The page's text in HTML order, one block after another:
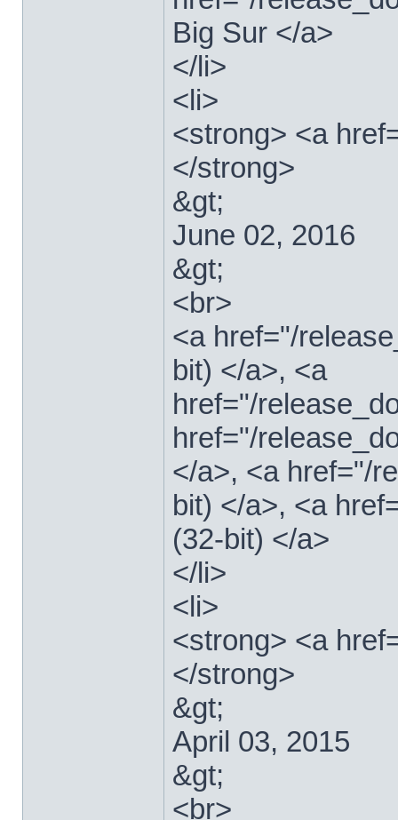
Big Sur </a>
</li>
<li>
<strong> <a
</strong>
&gt;
June 02, 2016
&gt;
<br>
<a href="/
bit) </a>, <a
href="/
href="/
</a>, <a href="/
bit) </a>, <a
(32-bit) </a>
</li>
<li>
<strong> <a
</strong>
&gt;
April 03, 2015
&gt;
<br>